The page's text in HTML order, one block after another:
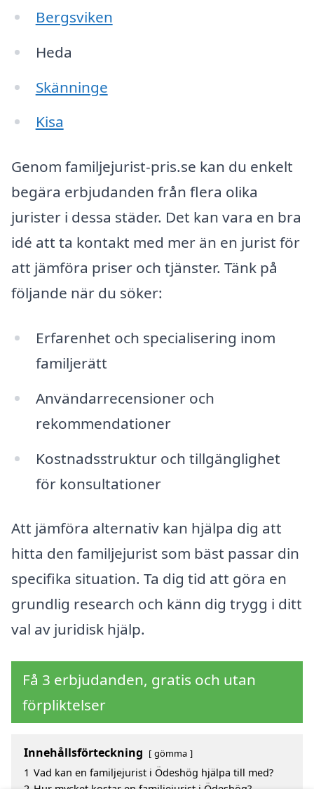
Bergsviken
Heda
Skänninge
Kisa
Genom familjejurist-pris.se kan du enkelt
begära erbjudanden från flera olika
jurister i dessa städer. Det kan vara en bra
idé att ta kontakt med mer än en jurist för
att jämföra priser och tjänster. Tänk på
följande när du söker:
Erfarenhet och specialisering inom
familjerätt
Användarrecensioner och
rekommendationer
Kostnadsstruktur och tillgänglighet
för konsultationer
Att jämföra alternativ kan hjälpa dig att
hitta den familjejurist som bäst passar din
specifika situation. Ta dig tid att göra en
grundlig research och känn dig trygg i ditt
val av juridisk hjälp.
Få 3 erbjudanden, gratis och utan
förpliktelser
Innehållsförteckning gömma
1 Vad kan en familjejurist i Ödeshög hjälpa till med?